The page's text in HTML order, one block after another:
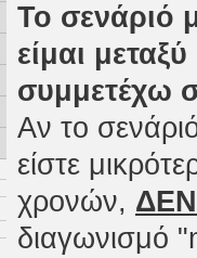
Το σενάριό
είμαι
συμμετέχω
Αν το
είστε
χρονών, ΔΕΝ
διαγωνισμό